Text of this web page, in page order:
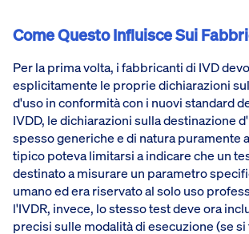
Come Questo Influisce Sui
Per la prima volta, i fabbricanti di IVD
esplicitamente le proprie dichiarazioni
d'uso in conformità con i nuovi standard
IVDD, le dichiarazioni sulla destinazione
spesso generiche e di natura puramente
tipico poteva limitarsi a indicare che un
destinato a misurare un parametro
umano ed era riservato al solo uso
l'IVDR, invece, lo stesso test deve ora
precisi sulle modalità di esecuzione (se si